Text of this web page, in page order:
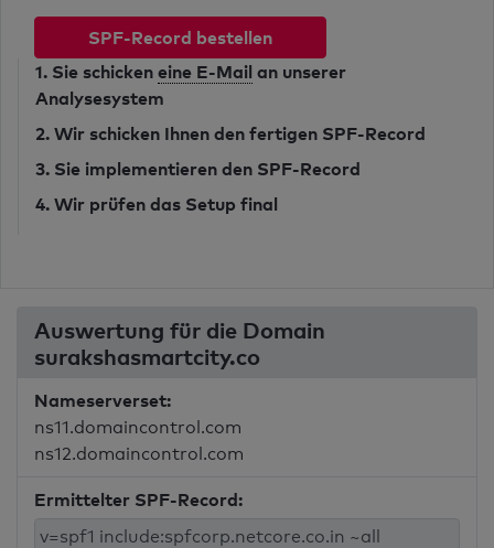
SPF-Record bestellen
1. Sie schicken eine E-Mail an unserer
Analysesystem
2. Wir schicken Ihnen den fertigen SPF-Record
3. Sie implementieren den SPF-Record
4. Wir prüfen das Setup final
Auswertung für die Domain
surakshasmartcity.co
Nameserverset:
ns11.domaincontrol.com
ns12.domaincontrol.com
Ermittelter SPF-Record: